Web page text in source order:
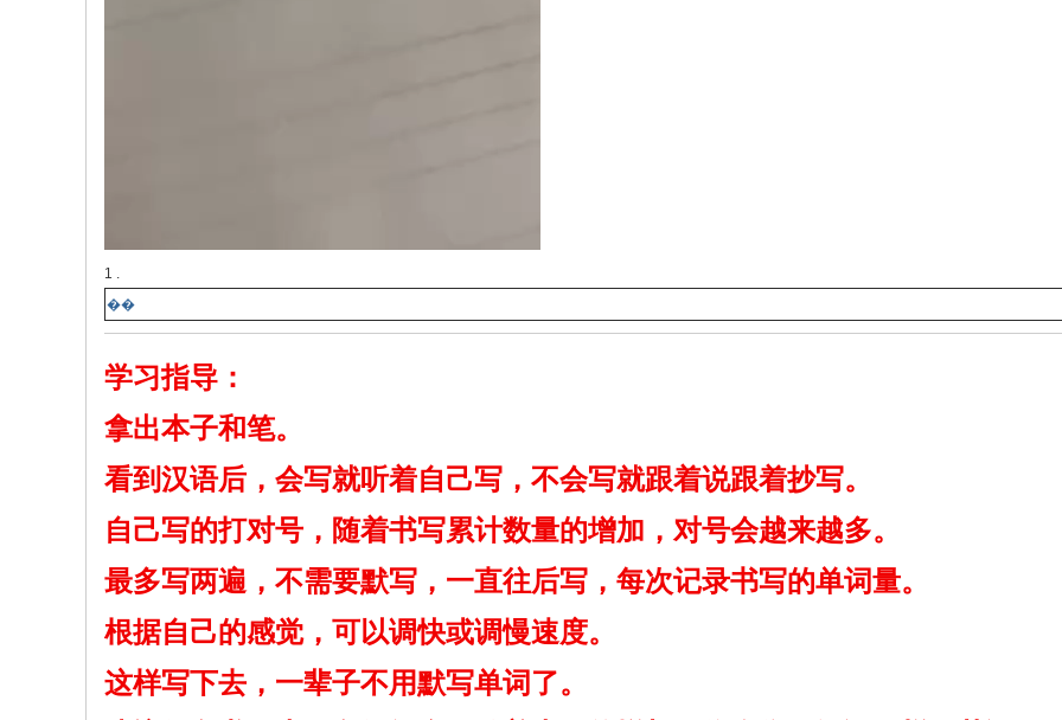
1 .
��
学习指导：
拿出本子和笔。
看到汉语后，会写就听着自己写，不会写就跟着说跟着抄写。
自己写的打对号，随着书写累计数量的增加，对号会越来越多。
最多写两遍，不需要默写，一直往后写， 每次记录书写的单词量。
根据自己的感觉，可以调快或调慢速度。
这样写下去，一辈子不用默写单词了。